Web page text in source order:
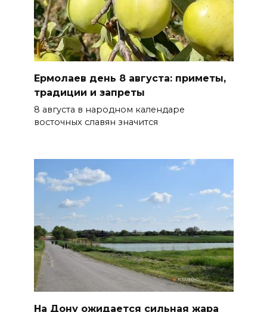
Ермолаев день 8 августа: приметы,
традиции и запреты
8 августа в народном календаре
восточных славян значится
На Дону ожидается сильная жара